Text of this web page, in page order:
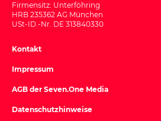
Firmensitz: Unterföhring
HRB 235362 AG München
USt-ID.-Nr. DE 313840330
Kontakt
Impressum
AGB der Seven.One Media
Datenschutzhinweise